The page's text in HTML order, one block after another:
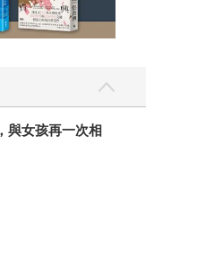
過去，獨立思考
次相遇：那些年，
努力，盡其所能做
出公平效能之
帳都要全民買
所來隱瞞損失。
要裝兇、比狠，
會。 《賈伯斯傳》
亡，熱情傳達、共
與女孩再一次相